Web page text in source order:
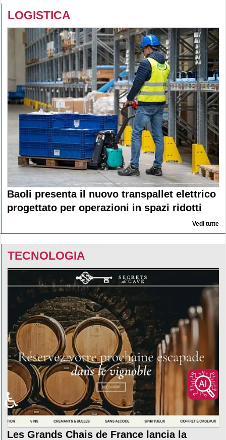
LOGISTICA
Baoli presenta il nuovo transpallet elettrico
progettato per operazioni in spazi ridotti
Vedi tutte
TECNOLOGIA
Les Grands Chais de France lancia la